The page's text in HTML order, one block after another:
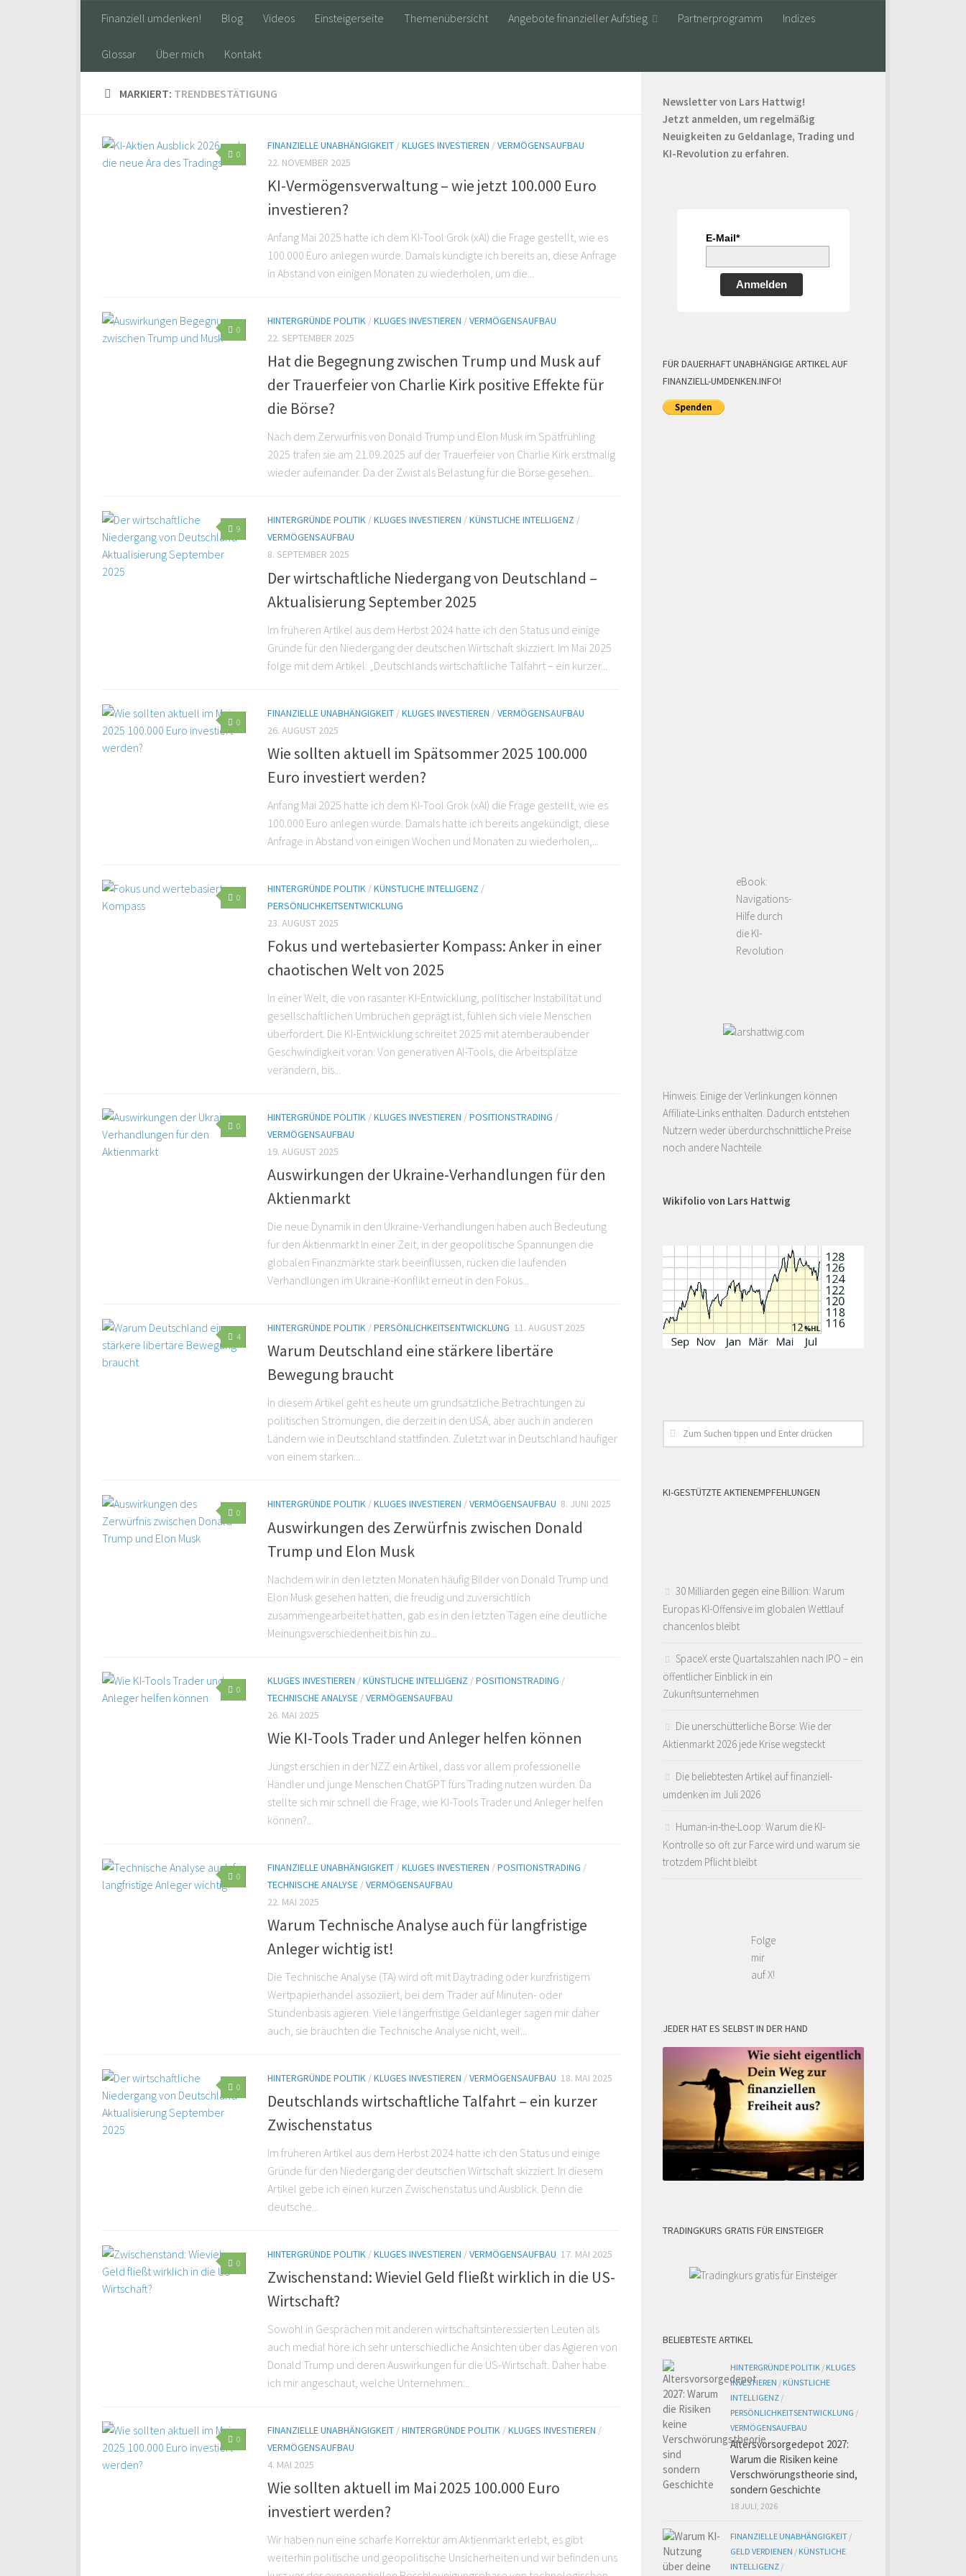
Finanziell umdenken! Blog Videos Einsteigerseite Themenübersicht Angebote finanzieller Aufstieg Partnerprogramm Indizes
Glossar Über mich Kontakt
MARKIERT: TRENDBESTÄTIGUNG
0
FINANZIELLE UNABHÄNGIGKEIT /KLUGES INVESTIEREN /VERMÖGENSAUFBAU
22. NOVEMBER 2025
KI-Vermögensverwaltung – wie jetzt 100.000 Euro
investieren?
Anfang Mai 2025 hatte ich dem KI-Tool Grok (xAI) die Frage gestellt, wie es
100.000 Euro anlegen würde. Damals kündigte ich bereits an, diese Anfrage
in Abstand von einigen Monaten zu wiederholen, um die...
0
HINTERGRÜNDE POLITIK /KLUGES INVESTIEREN /VERMÖGENSAUFBAU
22. SEPTEMBER 2025
Hat die Begegnung zwischen Trump und Musk auf
der Trauerfeier von Charlie Kirk positive Effekte für
die Börse?
Nach dem Zerwürfnis von Donald Trump und Elon Musk im Spätfrühling
2025 trafen sie am 21.09.2025 auf der Trauerfeier von Charlie Kirk erstmalig
wieder aufeinander. Da der Zwist als Belastung für die Börse gesehen...
9
HINTERGRÜNDE POLITIK /KLUGES INVESTIEREN /KÜNSTLICHE INTELLIGENZ /
VERMÖGENSAUFBAU
8. SEPTEMBER 2025
Der wirtschaftliche Niedergang von Deutschland –
Aktualisierung September 2025
Im früheren Artikel aus dem Herbst 2024 hatte ich den Status und einige
Gründe für den Niedergang der deutschen Wirtschaft skizziert. Im Mai 2025
folge mit dem Artikel: „Deutschlands wirtschaftliche Talfahrt – ein kurzer...
0
FINANZIELLE UNABHÄNGIGKEIT /KLUGES INVESTIEREN /VERMÖGENSAUFBAU
26. AUGUST 2025
Wie sollten aktuell im Spätsommer 2025 100.000
Euro investiert werden?
Anfang Mai 2025 hatte ich dem KI-Tool Grok (xAI) die Frage gestellt, wie es
100.000 Euro anlegen würde. Damals hatte ich bereits angekündigt, diese
Anfrage in Abstand von einigen Wochen und Monaten zu wiederholen,...
0
HINTERGRÜNDE POLITIK /KÜNSTLICHE INTELLIGENZ /
PERSÖNLICHKEITSENTWICKLUNG
23. AUGUST 2025
Fokus und wertebasierter Kompass: Anker in einer
chaotischen Welt von 2025
In einer Welt, die von rasanter KI-Entwicklung, politischer Instabilität und
gesellschaftlichen Umbrüchen geprägt ist, fühlen sich viele Menschen
überfordert. Die KI-Entwicklung schreitet 2025 mit atemberaubender
Geschwindigkeit voran: Von generativen AI-Tools, die Arbeitsplätze
verändern, bis...
0
HINTERGRÜNDE POLITIK /KLUGES INVESTIEREN /POSITIONSTRADING /
VERMÖGENSAUFBAU
19. AUGUST 2025
Auswirkungen der Ukraine-Verhandlungen für den
Aktienmarkt
Die neue Dynamik in den Ukraine-Verhandlungen haben auch Bedeutung
für den Aktienmarkt In einer Zeit, in der geopolitische Spannungen die
globalen Finanzmärkte stark beeinflussen, rücken die laufenden
Verhandlungen im Ukraine-Konflikt erneut in den Fokus...
4
HINTERGRÜNDE POLITIK /PERSÖNLICHKEITSENTWICKLUNG 11. AUGUST 2025
Warum Deutschland eine stärkere libertäre
Bewegung braucht
In diesem Artikel geht es heute um grundsätzliche Betrachtungen zu
politischen Strömungen, die derzeit in den USA, aber auch in anderen
Ländern wie in Deutschland stattfinden. Zuletzt war in Deutschland häufiger
von einem starken...
0
HINTERGRÜNDE POLITIK /KLUGES INVESTIEREN /VERMÖGENSAUFBAU 8. JUNI 2025
Auswirkungen des Zerwürfnis zwischen Donald
Trump und Elon Musk
Nachdem wir in den letzten Monaten häufig Bilder von Donald Trump und
Elon Musk gesehen hatten, die freudig und zuversichtlich
zusammengearbeitet hatten, gab es in den letzten Tagen eine deutliche
Meinungsverschiedenheit bis hin zu...
0
KLUGES INVESTIEREN /KÜNSTLICHE INTELLIGENZ /POSITIONSTRADING /
TECHNISCHE ANALYSE /VERMÖGENSAUFBAU
26. MAI 2025
Wie KI-Tools Trader und Anleger helfen können
Jüngst erschien in der NZZ ein Artikel, dass vor allem professionelle
Händler und junge Menschen ChatGPT fürs Trading nutzen würden. Da
stellte sich mir schnell die Frage, wie KI-Tools Trader und Anleger helfen
können?...
0
FINANZIELLE UNABHÄNGIGKEIT /KLUGES INVESTIEREN /POSITIONSTRADING /
TECHNISCHE ANALYSE /VERMÖGENSAUFBAU
22. MAI 2025
Warum Technische Analyse auch für langfristige
Anleger wichtig ist!
Die Technische Analyse (TA) wird oft mit Daytrading oder kurzfristigem
Wertpapierhandel assoziiert, bei dem Trader auf Minuten- oder
Stundenbasis agieren. Viele längerfristige Geldanleger sagen mir daher
auch, sie bräuchten die Technische Analyse nicht, weil...
0
HINTERGRÜNDE POLITIK /KLUGES INVESTIEREN /VERMÖGENSAUFBAU 18. MAI 2025
Deutschlands wirtschaftliche Talfahrt – ein kurzer
Zwischenstatus
Im früheren Artikel aus dem Herbst 2024 hatte ich den Status und einige
Gründe für den Niedergang der deutschen Wirtschaft skizziert. In diesem
Artikel gebe ich einen kurzen Zwischenstatus und Ausblick. Denn die
deutsche...
0
HINTERGRÜNDE POLITIK /KLUGES INVESTIEREN /VERMÖGENSAUFBAU 17. MAI 2025
Zwischenstand: Wieviel Geld fließt wirklich in die US-
Wirtschaft?
Sowohl in Gesprächen mit anderen wirtschaftsinteressierten Leuten als
auch medial höre ich sehr unterschiedliche Ansichten über das Agieren von
Donald Trump und deren Auswirkungen für die US-Wirtschaft. Daher habe
ich mir angeschaut, welche Unternehmen...
0
FINANZIELLE UNABHÄNGIGKEIT /HINTERGRÜNDE POLITIK /KLUGES INVESTIEREN /
VERMÖGENSAUFBAU
4. MAI 2025
Wie sollten aktuell im Mai 2025 100.000 Euro
investiert werden?
Wir haben nun eine scharfe Korrektur am Aktienmarkt erlebt, es gibt
weiterhin politische und geopolitische Unsicherheiten und wir befinden uns
Newsletter von Lars Hattwig!
Jetzt anmelden, um regelmäßig
Neuigkeiten zu Geldanlage, Trading und
KI-Revolution zu erfahren.
E-Mail*
Anmelden
FÜR DAUERHAFT UNABHÄNGIGE ARTIKEL AUF
FINANZIELL-UMDENKEN.INFO!
eBook:
Navigations-
Hilfe durch
die KI-
Revolution
Hinweis: Einige der Verlinkungen können
Affiliate-Links enthalten. Dadurch entstehen
Nutzern weder überdurchschnittliche Preise
noch andere Nachteile.
Wikifolio von Lars Hattwig
KI-GESTÜTZTE AKTIENEMPFEHLUNGEN
30 Milliarden gegen eine Billion: Warum
Europas KI-Offensive im globalen Wettlauf
chancenlos bleibt
SpaceX erste Quartalszahlen nach IPO – ein
öffentlicher Einblick in ein
Zukunftsunternehmen
Die unerschütterliche Börse: Wie der
Aktienmarkt 2026 jede Krise wegsteckt
Die beliebtesten Artikel auf finanziell-
umdenken im Juli 2026
Human-in-the-Loop: Warum die KI-
Kontrolle so oft zur Farce wird und warum sie
trotzdem Pflicht bleibt
Folge
mir
auf X!
JEDER HAT ES SELBST IN DER HAND
TRADINGKURS GRATIS FÜR EINSTEIGER
BELIEBTESTE ARTIKEL
HINTERGRÜNDE POLITIK / KLUGES
INVESTIEREN / KÜNSTLICHE
INTELLIGENZ /
PERSÖNLICHKEITSENTWICKLUNG /
VERMÖGENSAUFBAU
Altersvorsorgedepot 2027:
Warum die Risiken keine
Verschwörungstheorie sind,
sondern Geschichte
18 JULI, 2026
FINANZIELLE UNABHÄNGIGKEIT /
GELD VERDIENEN / KÜNSTLICHE
INTELLIGENZ /